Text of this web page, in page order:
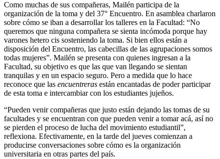
Como muchas de sus compañeras, Mailén participa de la
organización de la toma y del 37° Encuentro. En asamblea charlaron
sobre cómo se iban a desarrollar los talleres en la Facultad: “No
queremos que ninguna compañera se sienta incómoda porque hay
varones hetero cis sosteniendo la toma. Si bien ellos están a
disposición del Encuentro, las cabecillas de las agrupaciones somos
todas mujeres”. Mailén se presenta con quienes ingresan a la
Facultad, su objetivo es que las que van llegando se sientan
tranquilas y en un espacio seguro. Pero a medida que lo hace
reconoce que las encuentreras están encantadas de poder participar
de esta toma e intercambiar con los estudiantes jujeños.
“Pueden venir compañeras que justo están dejando las tomas de su
facultades y se encuentran con que pueden venir a tomar acá, así no
se pierden el proceso de lucha del movimiento estudiantil”,
reflexiona. Efectivamente, en la tarde del jueves comienzan a
producirse conversaciones sobre cómo es la organización
universitaria en otras partes del país.